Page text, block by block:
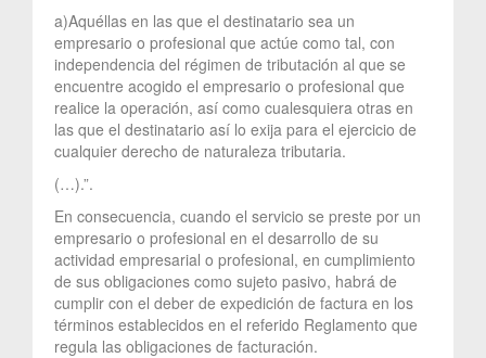
a)Aquéllas en las que el destinatario sea un
empresario o profesional que actúe como tal, con
independencia del régimen de tributación al que se
encuentre acogido el empresario o profesional que
realice la operación, así como cualesquiera otras en
las que el destinatario así lo exija para el ejercicio de
cualquier derecho de naturaleza tributaria.
(…).”.
En consecuencia, cuando el servicio se preste por un
empresario o profesional en el desarrollo de su
actividad empresarial o profesional, en cumplimiento
de sus obligaciones como sujeto pasivo, habrá de
cumplir con el deber de expedición de factura en los
términos establecidos en el referido Reglamento que
regula las obligaciones de facturación.